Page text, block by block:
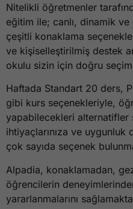
Nitelikli öğretmenler
eğitim ile; canlı, dinamik
çeşitli konaklama
ve kişiselleştirilmiş destek
okulu sizin için doğru
Haftada Standart 20 ders,
gibi kurs seçenekleriyle,
yapabilecekleri alternatifler
ihtiyaçlarınıza ve uygunluk
çok sayıda seçenek
Alpadia, konaklamadan,
öğrencilerin
yararlanmalarını